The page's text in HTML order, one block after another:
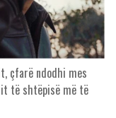
çfarë ndodhi mes
të shtëpisë më të